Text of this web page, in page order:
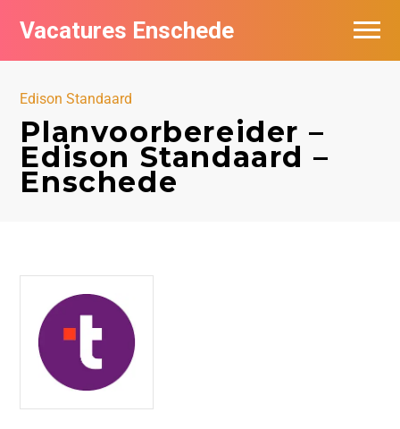
Vacatures Enschede
Edison Standaard
Planvoorbereider –
Edison Standaard –
Enschede
Vacatures per bedrijf
Nieuwsbrief feed